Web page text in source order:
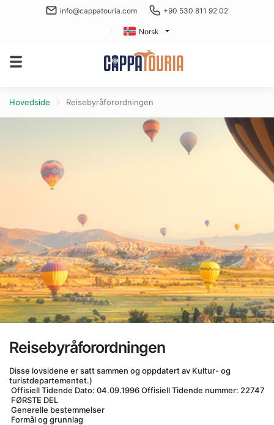
info@cappatouria.com +90 530 811 92 02
Norsk
Hovedside Reisebyråforordningen
Reisebyråforordningen
Disse lovsidene er satt sammen og oppdatert av Kultur- og
turistdepartementet.)
Offisiell Tidende Dato: 04.09.1996 Offisiell Tidende nummer: 22747
FØRSTE DEL
Generelle bestemmelser
Formål og grunnlag